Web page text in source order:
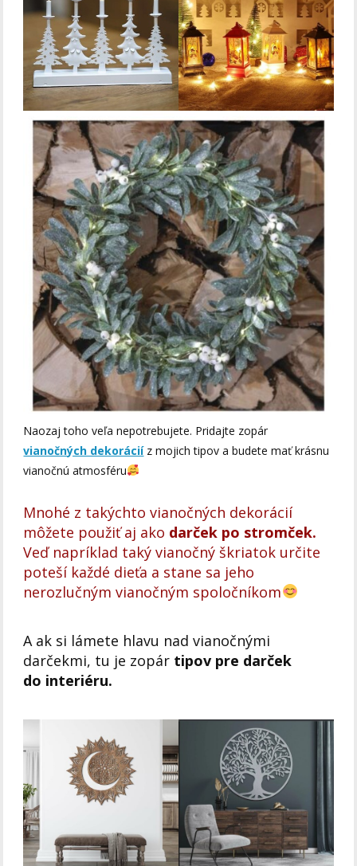
Naozaj toho veľa nepotrebujete. Pridajte zopár
vianočných dekoráciíz mojich tipov a budete mať krásnu
vianočnú atmosféru
Mnohé z takýchto vianočných dekorácií
môžete použiť aj ako darček po stromček.
Veď napríklad taký vianočný škriatok určite
poteší každé dieťa a stane sa jeho
nerozlučným vianočným spoločníkom
A ak si lámete hlavu nad vianočnými
darčekmi, tu je zopár tipov pre darček
do interiéru.